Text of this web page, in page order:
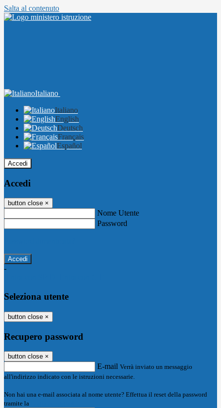
Salta al contenuto
Italiano
Italiano
English
Deutsch
Français
Español
Accedi
Accedi
button close ×
Nome Utente
Password
-
Seleziona utente
button close ×
Recupero password
button close ×
E-mail Verrà inviato un messaggio
all'indirizzo indicato con le istruzioni necessarie.
Non hai una e-mail associata al nome utente? Effettua il reset della password
tramite la